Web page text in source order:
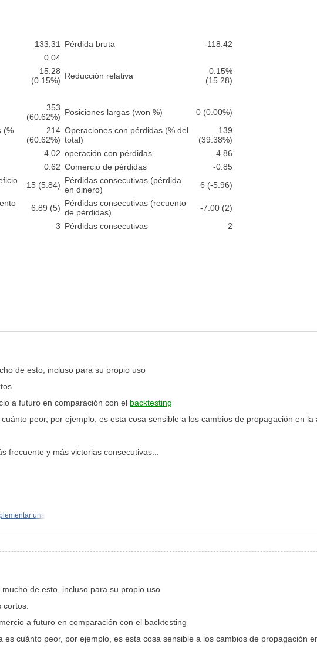
133.31 Pérdida bruta
-118.42
0.04
15.28
(0.15%) Reducción relativa
0.15%
(15.28)
353
(60.62%) Posiciones largas (won %)
0 (0.00%)
(%
214
(60.62%)
Operaciones con pérdidas (% del
total)
139
(39.38%)
4.02 operación con pérdidas
-4.86
0.62 Comercio de pérdidas
-0.85
15 (5.84) Pérdidas consecutivas (pérdida
en dinero)
6 (-5.96)
6.89 (5) Pérdidas consecutivas (recuento
de pérdidas)
-7.00 (2)
3 Pérdidas consecutivas 2
de esto, incluso para su propio uso
a futuro en comparación con el backtesting
peor, por ejemplo, es esta cosa sensible a los cambios de propagación en
frecuente y más victorias consecutivas...
una
de esto, incluso para su propio uso
a futuro en comparación con el backtesting
cuánto peor, por ejemplo, es esta cosa sensible a los cambios de propagación